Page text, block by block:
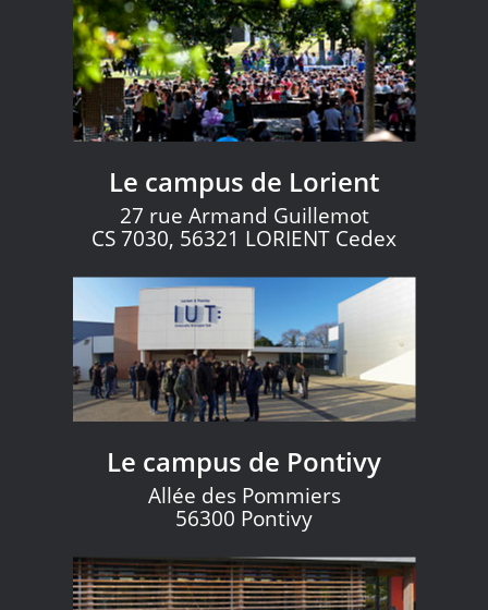
Le campus de Lorient
27 rue Armand Guillemot
CS 7030, 56321 LORIENT Cedex
Le campus de Pontivy
Allée des Pommiers
56300 Pontivy